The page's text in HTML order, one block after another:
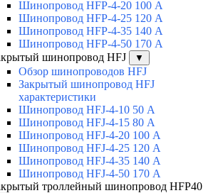
Шинопровод HFP-4-20 100 А
Шинопровод HFP-4-25 120 А
Шинопровод HFP-4-35 140 А
Шинопровод HFP-4-50 170 А
шинопровод HFJ
▼
Обзор шинопроводов HFJ
Закрытый шинопровод HFJ
характеристики
Шинопровод HFJ-4-10 50 А
Шинопровод HFJ-4-15 80 А
Шинопровод HFJ-4-20 100 А
Шинопровод HFJ-4-25 120 А
Шинопровод HFJ-4-35 140 А
Шинопровод HFJ-4-50 170 А
троллейный шинопровод HFP40